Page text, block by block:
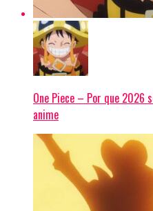
One Piece – Por que 2026
anime